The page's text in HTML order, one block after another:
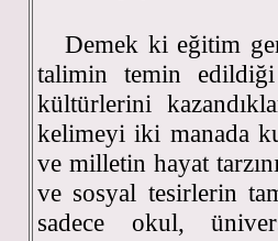
Demek ki eğitim
talimin temin
kültürlerini
kelimeyi iki manada
ve milletin hayat
ve sosyal tesirlerin
sadece okul,